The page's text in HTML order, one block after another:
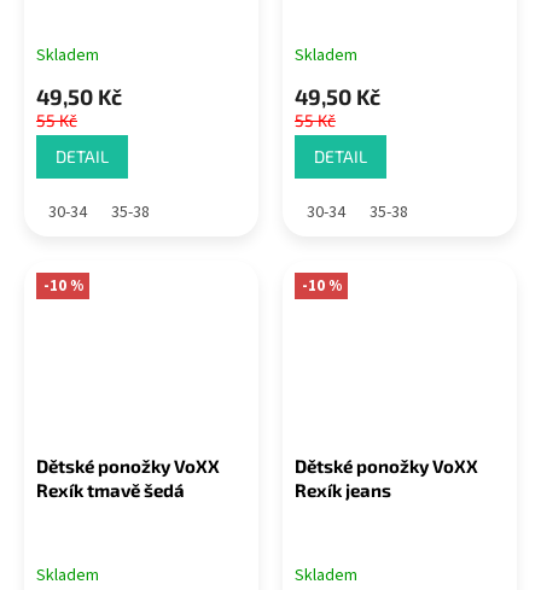
Skladem
49,50 Kč
55 Kč
DETAIL
30-34 35-38
Skladem
49,50 Kč
55 Kč
DETAIL
30-34 35-38
-10 %
Dětské ponožky VoXX
Rexík tmavě šedá
Skladem
-10 %
Dětské ponožky VoXX
Rexík jeans
Skladem